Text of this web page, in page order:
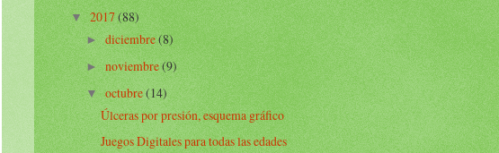
▼2017(88)
►diciembre(8)
►noviembre(9)
▼octubre(14)
Úlceras por presión, esquema gráfico
Juegos Digitales para todas las edades